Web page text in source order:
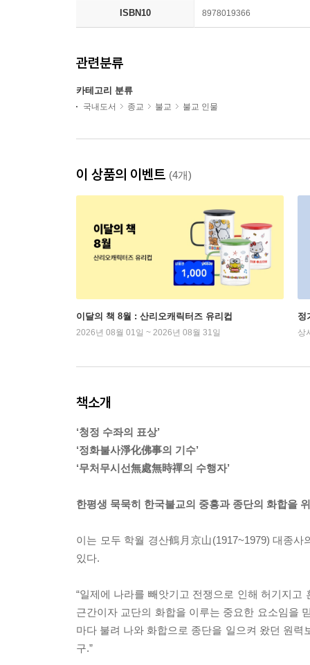
ISBN10 8978019366
관련분류
카테고리 분류
국내도서 종교 불교 불교 인물
이 상품의 이벤트 (4개)
이달의 책 8월 : 산리오캐릭터즈 유리컵
2026년 08월 01일 ~ 2026년 08월 31일
정
상
책소개
‘청정 수좌의 표상’
‘정화불사淨化佛事의 기수’
‘무처무시선無處無時禪의 수행자’
한평생 묵묵히 한국불교의 중흥과 종단의 화합을
이는 모두 학월 경산鶴月京山(1917~1979) 대종
있다.
“일제에 나라를 빼앗기고 전쟁으로 인해 허기지고
근간이자 교단의 화합을 이루는 중요한 요소임을
마다 불려 나와 화합으로 종단을 일으켜 왔던 원력
구.”